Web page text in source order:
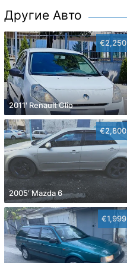
Другие Авто
€2,250
2011' Renault Clio
€2,800
2005' Mazda 6
€1,999